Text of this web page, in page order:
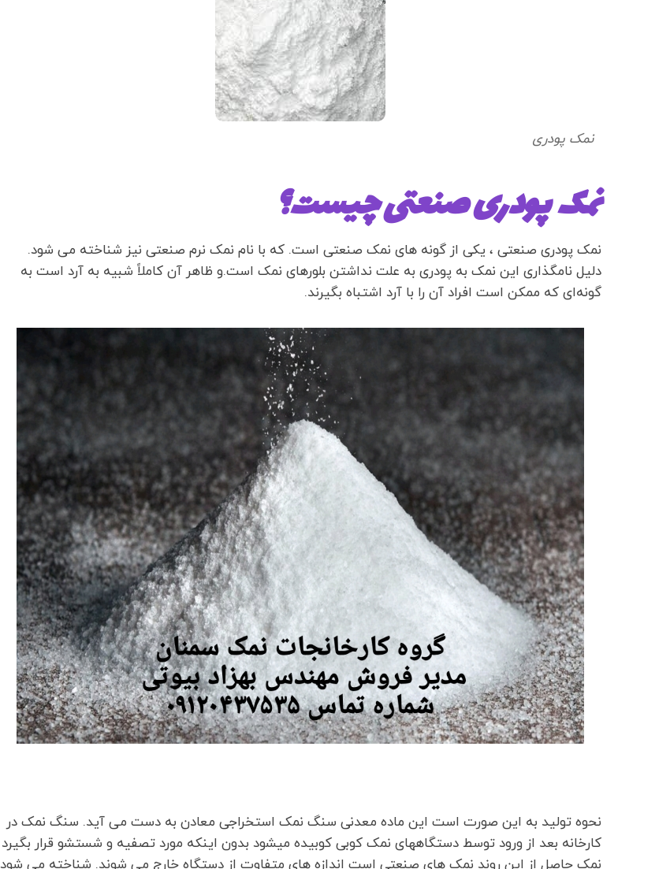
نمک پودری
نمک پودری صنعتی چیست؟
نمک پودری صنعتی ، یکی از گونه های نمک صنعتی است. که با نام نمک نرم صنعتی نیز شناخته می شود.
دلیل نامگذاری این نمک به پودری به علت نداشتن بلورهای نمک است.و ظاهر آن کاملاً شبیه به آرد است به
گونه‌ای که ممکن است افراد آن را با آرد اشتباه بگیرند.
نحوه تولید به این صورت است این ماده معدنی سنگ نمک استخراجی معادن به دست می آید. سنگ نمک در
کارخانه بعد از ورود توسط دستگاههای نمک کوبی کوبیده میشود بدون اینکه مورد تصفیه و شستشو قرار بگیرد
نمک حاصل از این روند نمک های صنعتی است اندازه های متفاوت از دستگاه خارج می شوند. شناخته می شود